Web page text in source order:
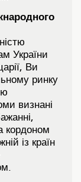
України
Ви
ринку
визнані
кордоном
із країн